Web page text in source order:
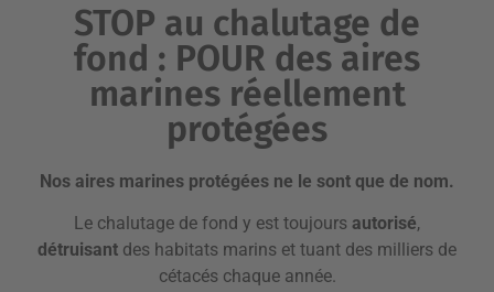
STOP au chalutage de
fond : POUR des aires
marines réellement
protégées
Nos aires marines protégées ne le sont que de nom.
Le chalutage de fond y est toujours autorisé,
détruisant des habitats marins et tuant des milliers de
cétacés chaque année.